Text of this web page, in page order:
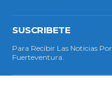
SUSCRIBETE
Para Recibir Las Noticias
Fuerteventura.